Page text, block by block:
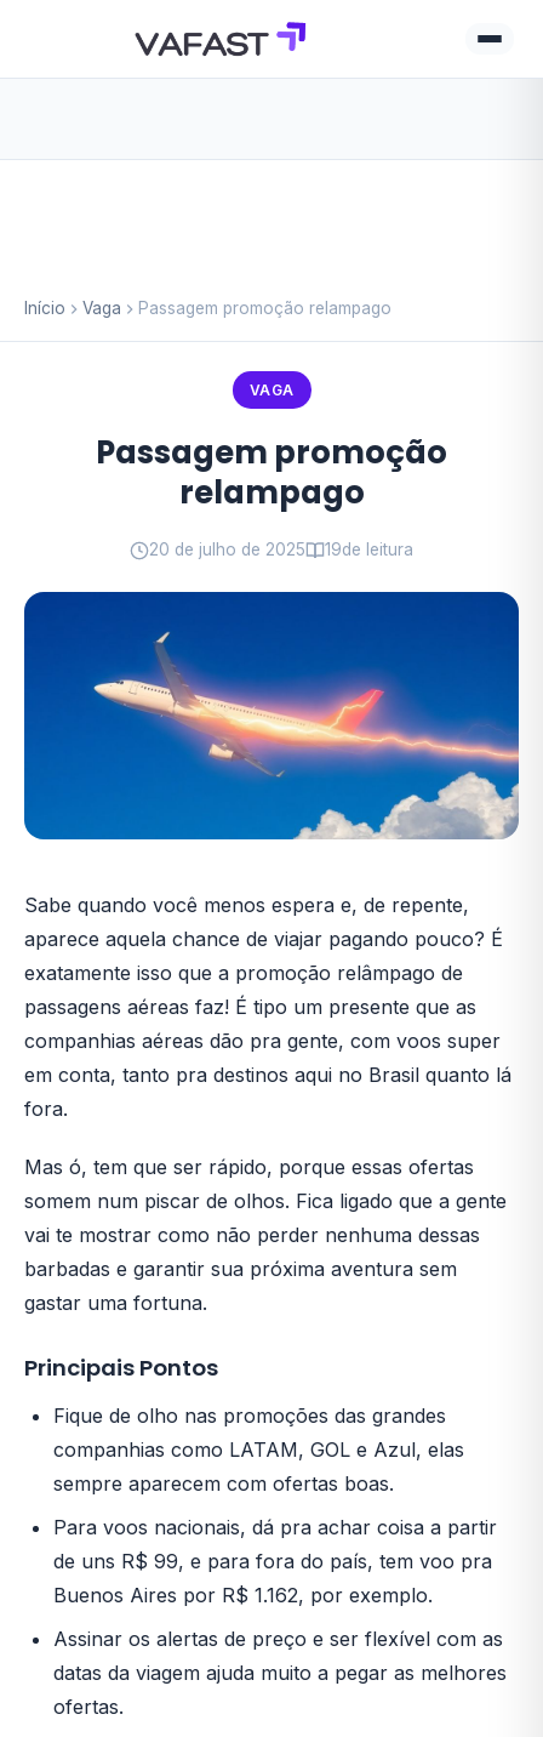
Início Vaga Passagem promoção relampago
VAGA
Passagem promoção
relampago
20 de julho de 2025 19de leitura
Sabe quando você menos espera e, de repente,
aparece aquela chance de viajar pagando pouco? É
exatamente isso que a promoção relâmpago de
passagens aéreas faz! É tipo um presente que as
companhias aéreas dão pra gente, com voos super
em conta, tanto pra destinos aqui no Brasil quanto lá
fora.
Mas ó, tem que ser rápido, porque essas ofertas
somem num piscar de olhos. Fica ligado que a gente
vai te mostrar como não perder nenhuma dessas
barbadas e garantir sua próxima aventura sem
gastar uma fortuna.
Principais Pontos
Fique de olho nas promoções das grandes
companhias como LATAM, GOL e Azul, elas
sempre aparecem com ofertas boas.
Para voos nacionais, dá pra achar coisa a partir
de uns R$ 99, e para fora do país, tem voo pra
Buenos Aires por R$ 1.162, por exemplo.
Assinar os alertas de preço e ser flexível com as
datas da viagem ajuda muito a pegar as melhores
ofertas.